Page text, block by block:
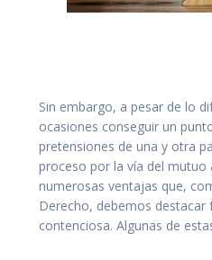
Sin embargo, a pesar de lo
ocasiones conseguir un
pretensiones de una y otra
proceso por la vía del mutuo
numerosas ventajas que,
Derecho, debemos destacar
contenciosa. Algunas de